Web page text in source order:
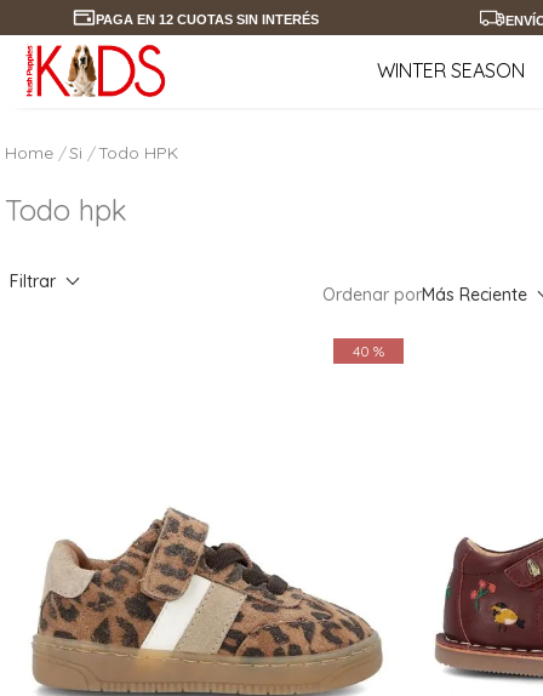
PAGA EN 12 CUOTAS SIN INTERÉS
WINTER SEASON
Si Todo HPK
Todo hpk
Filtrar
Ordenar porMás Reciente
40 %